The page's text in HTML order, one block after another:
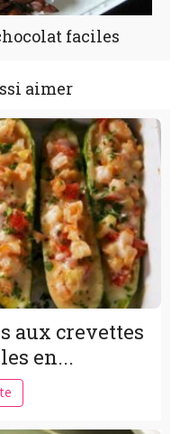
faciles
aimer
aux crevettes
en...